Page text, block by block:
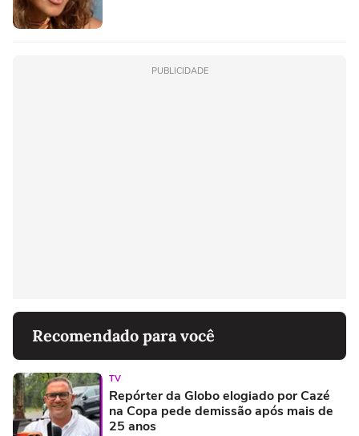
PUBLICIDADE
Recomendado para você
TV
Repórter da Globo elogiado por Cazé
na Copa pede demissão após mais de
25 anos